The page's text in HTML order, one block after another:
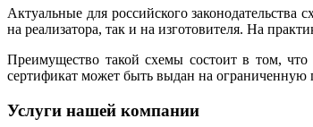
Актуальные для российского
на реализатора, так и на изготовителя. На
Преимущество такой схемы состоит в том, что
сертификат может быть выдан на ограниченную
Услуги нашей компании